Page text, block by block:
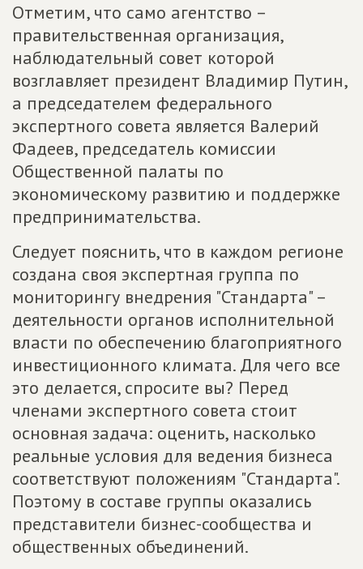
Отметим, что само агентство –
правительственная организация,
наблюдательный совет которой
возглавляет президент Владимир Путин,
а председателем федерального
экспертного совета является Валерий
Фадеев, председатель комиссии
Общественной палаты по
экономическому развитию и поддержке
предпринимательства.
Следует пояснить, что в каждом регионе
создана своя экспертная группа по
мониторингу внедрения "Стандарта" –
деятельности органов исполнительной
власти по обеспечению благоприятного
инвестиционного климата. Для чего все
это делается, спросите вы? Перед
членами экспертного совета стоит
основная задача: оценить, насколько
реальные условия для ведения бизнеса
соответствуют положениям "Стандарта".
Поэтому в составе группы оказались
представители бизнес-сообщества и
общественных объединений.